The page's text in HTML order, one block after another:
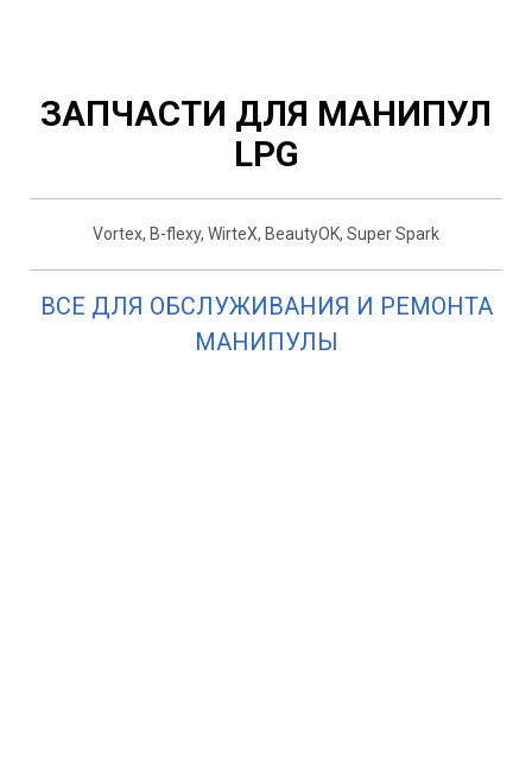
ЗАПЧАСТИ ДЛЯ МАНИПУЛ
LPG
Vortex, B-flexy, WirteX, BeautyOK, Super Spark
ВСЕ ДЛЯ ОБСЛУЖИВАНИЯ И РЕМОНТА
МАНИПУЛЫ